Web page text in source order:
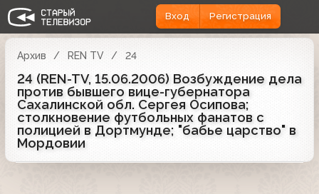
Вход Регистрация
Архив REN TV 24
24 (REN-TV, 15.06.2006) Возбуждение дела
против бывшего вице-губернатора
Сахалинской обл. Сергея Осипова;
столкновение футбольных фанатов с
полицией в Дортмунде; "бабье царство" в
Мордовии